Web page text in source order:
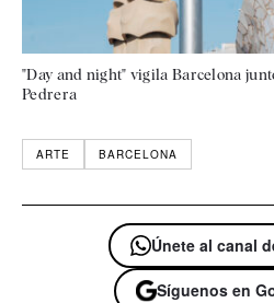
"Day and night" vigila Barcelona
Pedrera
ARTE BARCELONA
Únete al canal
Síguenos en